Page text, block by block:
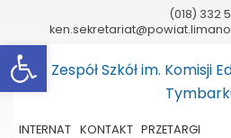
(018) 332
INTERNAT KONTAKT PRZETARGI
Otwórz pasek narzędzi